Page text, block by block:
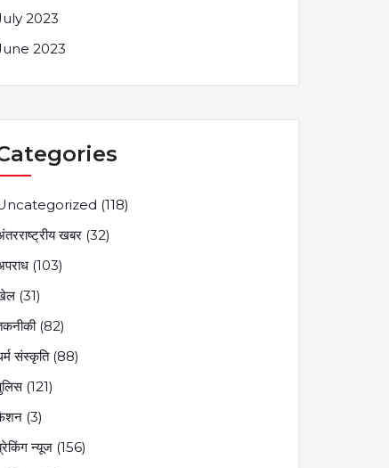
2023
2023
(118)
खबर (32)
(103)
(31)
(82)
संस्कृति(88)
(121)
(3)
न्यूज (156)